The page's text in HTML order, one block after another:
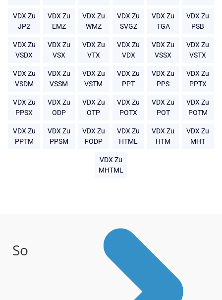
VDX Zu
JP2
VDX Zu
EMZ
VDX Zu
WMZ
VDX Zu
SVGZ
VDX Zu
TGA
VDX Zu
PSB
VDX Zu
VSDX
VDX Zu
VSX
VDX Zu
VTX
VDX Zu
VDX
VDX Zu
VSSX
VDX Zu
VSTX
VDX Zu
VSDM
VDX Zu
VSSM
VDX Zu
VSTM
VDX Zu
PPT
VDX Zu
PPS
VDX Zu
PPTX
VDX Zu
PPSX
VDX Zu
ODP
VDX Zu
OTP
VDX Zu
POTX
VDX Zu
POT
VDX Zu
POTM
VDX Zu
PPTM
VDX Zu
PPSM
VDX Zu
FODP
VDX Zu
HTML
VDX Zu
HTM
VDX Zu
MHT
VDX Zu
MHTML
So